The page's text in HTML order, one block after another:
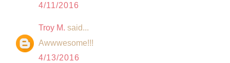
4/11/2016
Troy M. said...
Awwwesome!!!
4/13/2016